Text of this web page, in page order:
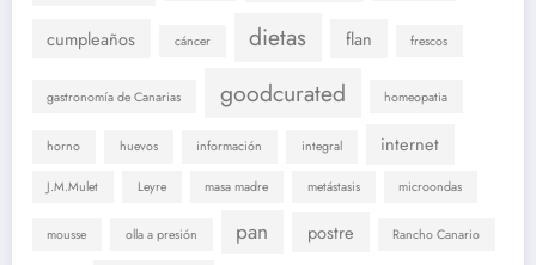
cumpleaños cáncer dietas flan frescos
gastronomía de Canarias goodcurated homeopatia
horno huevos información integral internet
J.M.Mulet Leyre masa madre metástasis microondas
mousse olla a presión pan postre Rancho Canario